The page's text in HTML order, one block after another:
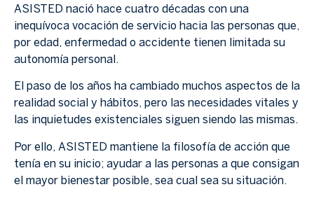
ASISTED nació hace cuatro décadas con una
inequívoca vocación de servicio hacia las personas que,
por edad, enfermedad o accidente tienen limitada su
autonomía personal.
El paso de los años ha cambiado muchos aspectos de la
realidad social y hábitos, pero las necesidades vitales y
las inquietudes existenciales siguen siendo las mismas.
Por ello, ASISTED mantiene la filosofía de acción que
tenía en su inicio; ayudar a las personas a que consigan
el mayor bienestar posible, sea cual sea su situación.